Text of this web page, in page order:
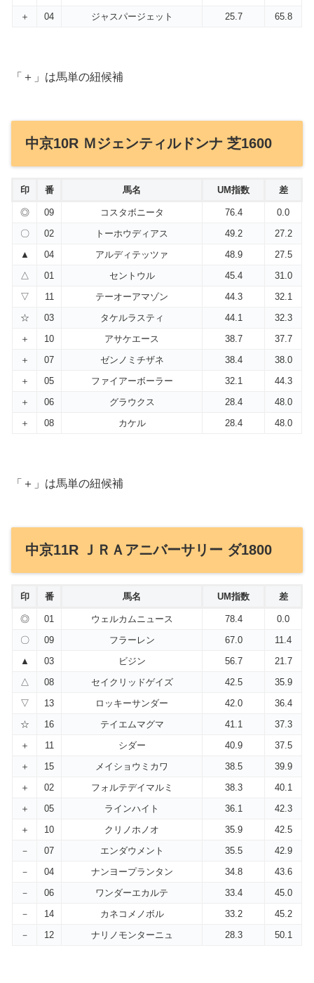
＋
04 ジャスパージェット 25.7 65.8
「＋」は馬単の紐候補
中京10R Ｍジェンティルドンナ 芝1600
印 番 馬名 UM指数 差
◎ 09 コスタボニータ 76.4
0.0
〇
02 トーホウディアス 49.2
27.2
▲
04 アルディテッツァ 48.9
27.5
△
01 セントウル 45.4
31.0
▽
11 テーオーアマゾン 44.3
32.1
☆
03 タケルラスティ 44.1
32.3
＋
10 アサケエース 38.7
37.7
＋
07 ゼンノミチザネ 38.4
38.0
＋
05 ファイアーボーラー 32.1
44.3
＋
06 グラウクス 28.4
48.0
＋
08 カケル 28.4 48.0
「＋」は馬単の紐候補
中京11R ＪＲＡアニバーサリー ダ1800
印 番 馬名 UM指数 差
◎ 01 ウェルカムニュース 78.4
0.0
〇
09 フラーレン 67.0
11.4
▲
03 ビジン 56.7
21.7
△
08 セイクリッドゲイズ 42.5
35.9
▽
13 ロッキーサンダー 42.0
36.4
☆
16 テイエムマグマ 41.1
37.3
＋
11 シダー 40.9
37.5
＋
15 メイショウミカワ 38.5
39.9
＋
02 フォルテデイマルミ 38.3
40.1
＋
05 ラインハイト 36.1
42.3
＋
10 クリノホノオ 35.9
42.5
－
07 エンダウメント 35.5
42.9
－
04 ナンヨープランタン 34.8
43.6
－
06 ワンダーエカルテ 33.4
45.0
－
14 カネコメノボル 33.2
45.2
－
12 ナリノモンターニュ 28.3 50.1